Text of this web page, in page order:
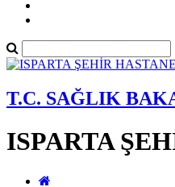
T.C. SAĞLIK
ISPARTA